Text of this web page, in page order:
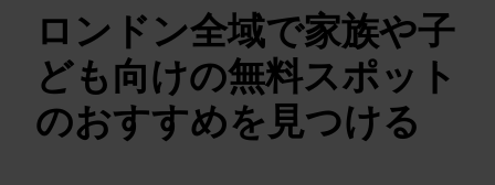
ロンドン全域で家族や子
ども向けの無料スポット
のおすすめを見つける